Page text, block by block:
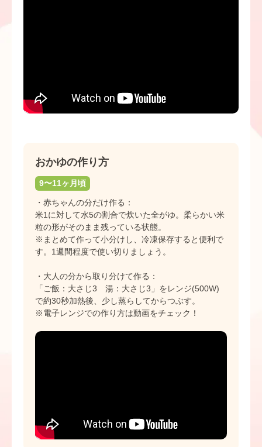
おかゆの作り方
9〜11ヶ月頃
・赤ちゃんの分だけ作る：
米1に対して水5の割合で炊いた全がゆ。柔らかい米
粒の形がそのまま残っている状態。
※まとめて作って小分けし、冷凍保存すると便利で
す。1週間程度で使い切りましょう。
・大人の分から取り分けて作る：
「ご飯：大さじ3 湯：大さじ3」をレンジ(500W)
で約30秒加熱後、少し蒸らしてからつぶす。
※電子レンジでの作り方は動画をチェック！